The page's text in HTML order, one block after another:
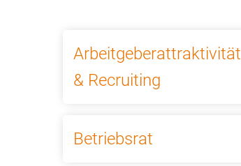
Arbeitgeberattraktivität
& Recruiting
Betriebsrat